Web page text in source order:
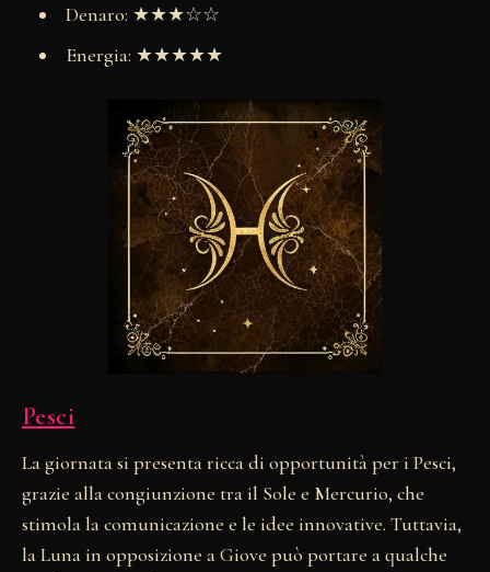
Denaro: ★★★☆☆
Energia: ★★★★★
Pesci
La giornata si presenta ricca di opportunità per i Pesci,
grazie alla congiunzione tra il Sole e Mercurio, che
stimola la comunicazione e le idee innovative. Tuttavia,
la Luna in opposizione a Giove può portare a qualche